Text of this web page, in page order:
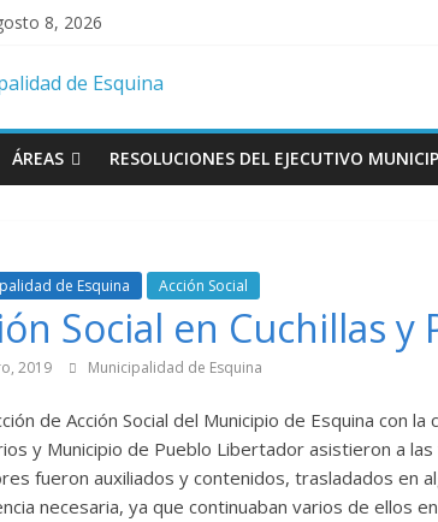
8, 2026
ÁREAS RESOLUCIONES DEL EJECUTIVO
de Esquina Acción Social
Social en Cuchillas y
2019 Municipalidad de Esquina
de Acción Social del Municipio de Esquina con
y Municipio de Pueblo Libertador asistieron a las
fueron auxiliados y contenidos, trasladados en
necesaria, ya que continuaban varios de ellos